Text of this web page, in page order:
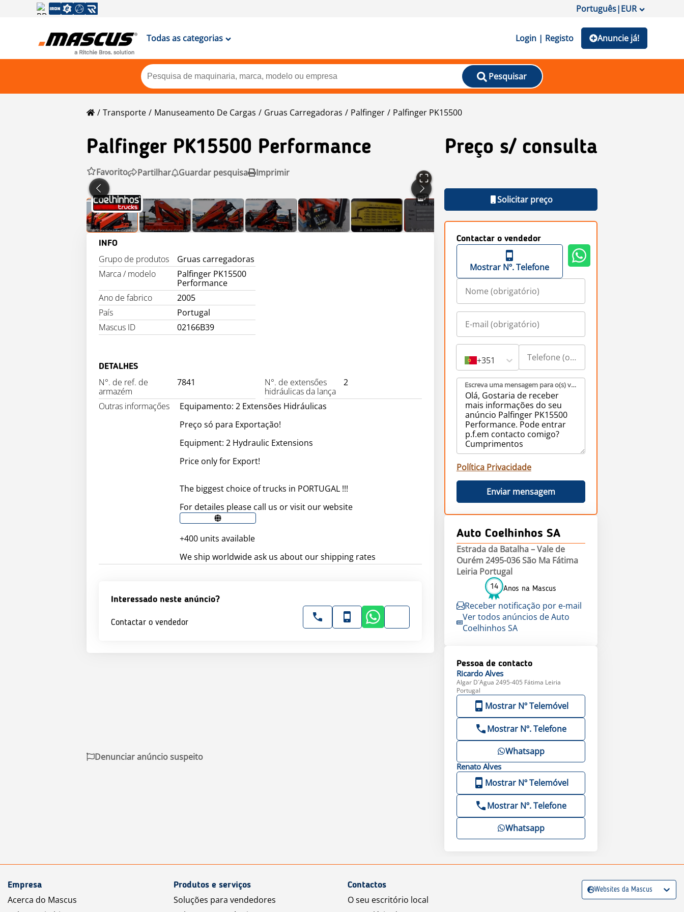
Português|EUR
Todas as categorias Login | Registo Anuncie já!
Pesquisar
Transporte Manuseamento De Cargas Gruas Carregadoras Palfinger Palfinger PK15500
Palfinger PK15500 Performance Preço s/ consulta
Favorito Partilhar Guardar pesquisa Imprimir
7
INFO
Grupo de produtos
Gruas carregadoras
Marca / modelo
Palfinger PK15500
Performance
Ano de fabrico
2005
País
Portugal
Mascus ID
02166B39
DETALHES
N°. de ref. de
armazém
7841
N°. de extensőes
hidráulicas da lança
2
Outras informaçőes
Equipamento: 2 Extensões Hidráulicas
Preço só para Exportação!
Equipment: 2 Hydraulic Extensions
Price only for Export!
The biggest choice of trucks in PORTUGAL !!!
For detailes please call us or visit our website
+400 units available
We ship worldwide ask us about our shipping rates
Interessado neste anúncio?
Contactar o vendedor
Solicitar preço
Contactar o vendedor
Mostrar Nº. Telefone
+351
Escreva uma mensagem para o(s) vendedor(es) (obrigatório)
Política Privacidade
Enviar mensagem
Auto Coelhinhos SA
Estrada da Batalha – Vale de
Ourém 2495-036 São Ma Fátima
Leiria Portugal
14 Anos na Mascus
Receber notificação por e-mail
Ver todos anúncios de Auto
Coelhinhos SA
Pessoa de contacto
Ricardo Alves
Algar D´Agua 2495-405 Fátima Leiria
Portugal
Mostrar Nº Telemóvel
Mostrar Nº. Telefone
Whatsapp
Renato Alves
Mostrar Nº Telemóvel
Mostrar Nº. Telefone
Whatsapp
Denunciar anúncio suspeito
Empresa
Acerca do Mascus
Produtos e serviços
Soluções para vendedores
Contactos
O seu escritório local
Websites da Mascus